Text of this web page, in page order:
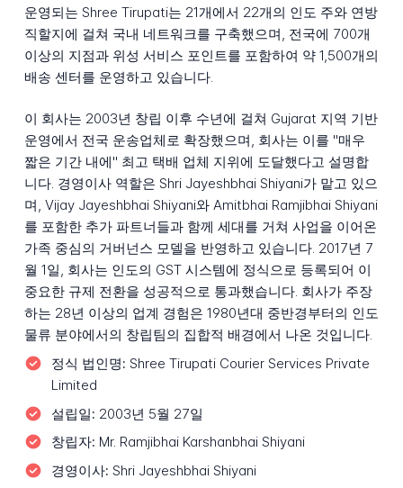
운영되는 Shree Tirupati는 21개에서 22개의 인도 주와 연방
직할지에 걸쳐 국내 네트워크를 구축했으며, 전국에 700개
이상의 지점과 위성 서비스 포인트를 포함하여 약 1,500개의
배송 센터를 운영하고 있습니다.
이 회사는 2003년 창립 이후 수년에 걸쳐 Gujarat 지역 기반
운영에서 전국 운송업체로 확장했으며, 회사는 이를 "매우
짧은 기간 내에" 최고 택배 업체 지위에 도달했다고 설명합
니다. 경영이사 역할은 Shri Jayeshbhai Shiyani가 맡고 있으
며, Vijay Jayeshbhai Shiyani와 Amitbhai Ramjibhai Shiyani
를 포함한 추가 파트너들과 함께 세대를 거쳐 사업을 이어온
가족 중심의 거버넌스 모델을 반영하고 있습니다. 2017년 7
월 1일, 회사는 인도의 GST 시스템에 정식으로 등록되어 이
중요한 규제 전환을 성공적으로 통과했습니다. 회사가 주장
하는 28년 이상의 업계 경험은 1980년대 중반경부터의 인도
물류 분야에서의 창립팀의 집합적 배경에서 나온 것입니다.
정식 법인명: Shree Tirupati Courier Services Private
Limited
설립일: 2003년 5월 27일
창립자: Mr. Ramjibhai Karshanbhai Shiyani
경영이사: Shri Jayeshbhai Shiyani